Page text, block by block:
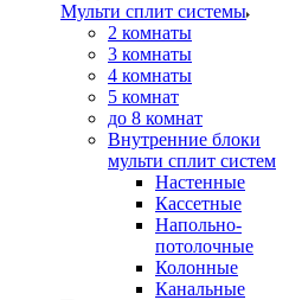
Мульти сплит системы
2 комнаты
3 комнаты
4 комнаты
5 комнат
до 8 комнат
Внутренние блоки
мульти сплит систем
Настенные
Кассетные
Напольно-
потолочные
Колонные
Канальные